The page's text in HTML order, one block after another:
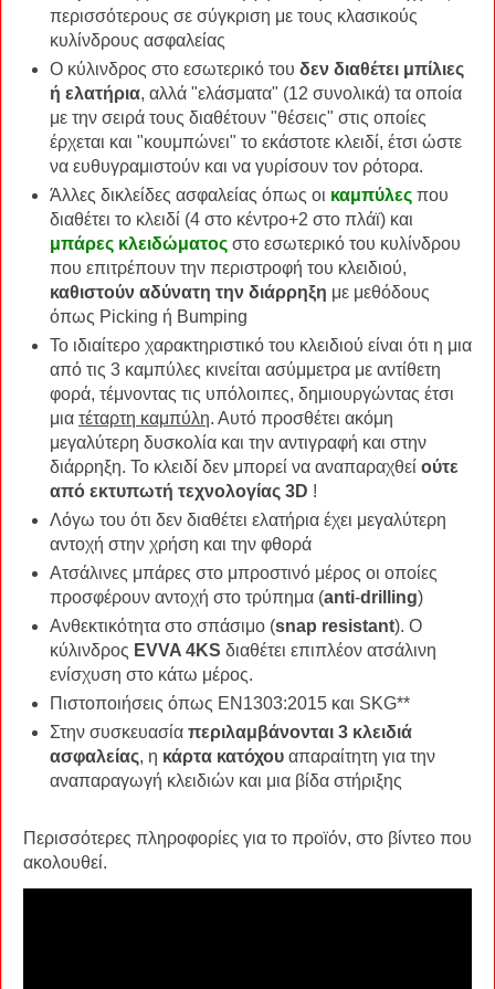
περισσότερους σε σύγκριση με τους κλασικούς
κυλίνδρους ασφαλείας
Ο κύλινδρος στο εσωτερικό του δεν διαθέτει μπίλιες
ή ελατήρια, αλλά "ελάσματα" (12 συνολικά) τα οποία
με την σειρά τους διαθέτουν "θέσεις" στις οποίες
έρχεται και "κουμπώνει" το εκάστοτε κλειδί, έτσι ώστε
να ευθυγραμιστούν και να γυρίσουν τον ρότορα.
Άλλες δικλείδες ασφαλείας όπως οι καμπύλες που
διαθέτει το κλειδί (4 στο κέντρο+2 στο πλάϊ) και
μπάρες κλειδώματος στο εσωτερικό του κυλίνδρου
που επιτρέπουν την περιστροφή του κλειδιού,
καθιστούν αδύνατη την διάρρηξη με μεθόδους
όπως Picking ή Bumping
Το ιδιαίτερο χαρακτηριστικό του κλειδιού είναι ότι η μια
από τις 3 καμπύλες κινείται ασύμμετρα με αντίθετη
φορά, τέμνοντας τις υπόλοιπες, δημιουργώντας έτσι
μια τέταρτη καμπύλη. Αυτό προσθέτει ακόμη
μεγαλύτερη δυσκολία και την αντιγραφή και στην
διάρρηξη. Το κλειδί δεν μπορεί να αναπαραχθεί ούτε
από εκτυπωτή τεχνολογίας 3D !
Λόγω του ότι δεν διαθέτει ελατήρια έχει μεγαλύτερη
αντοχή στην χρήση και την φθορά
Ατσάλινες μπάρες στο μπροστινό μέρος οι οποίες
προσφέρουν αντοχή στο τρύπημα (anti-drilling)
Ανθεκτικότητα στο σπάσιμο (snap resistant). Ο
κύλινδρος EVVA 4KS διαθέτει επιπλέον ατσάλινη
ενίσχυση στο κάτω μέρος.
Πιστοποιήσεις όπως EN1303:2015 και SKG**
Στην συσκευασία περιλαμβάνονται 3 κλειδιά
ασφαλείας, η κάρτα κατόχου απαραίτητη για την
αναπαραγωγή κλειδιών και μια βίδα στήριξης
Περισσότερες πληροφορίες για το προϊόν, στο βίντεο που
ακολουθεί.